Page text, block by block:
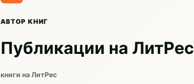
АВТОР КНИГ
Публикации на ЛитРес
книги на ЛитРес